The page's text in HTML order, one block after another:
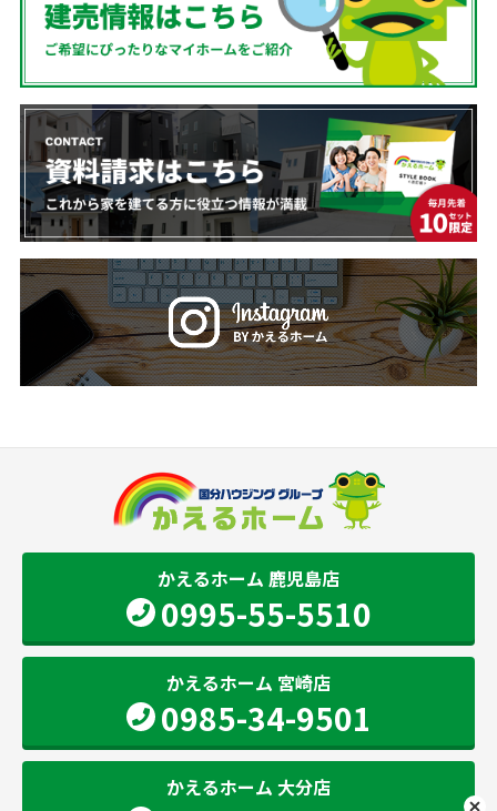
かえるホーム 鹿児島店
0995-55-5510
かえるホーム 宮崎店
0985-34-9501
かえるホーム 大分店